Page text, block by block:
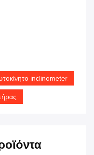
inclinometer